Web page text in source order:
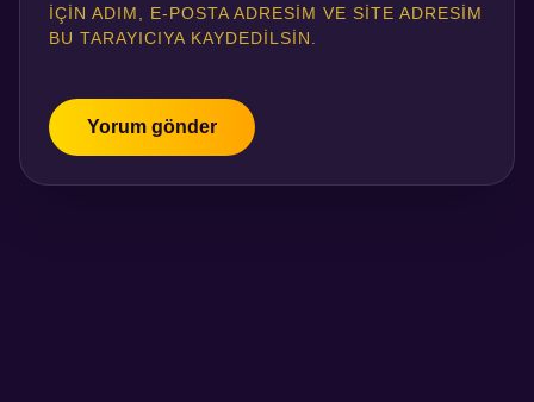
IÇIN ADIM, E-POSTA ADRESIM VE SITE ADRESIM
BU TARAYICIYA KAYDEDILSIN.